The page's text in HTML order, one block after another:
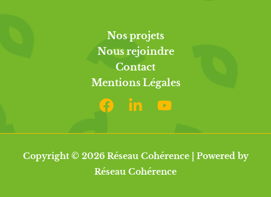
Nos projets
Nous rejoindre
Contact
Mentions Légales
Copyright © 2026 Réseau Cohérence | Powered by
Réseau Cohérence